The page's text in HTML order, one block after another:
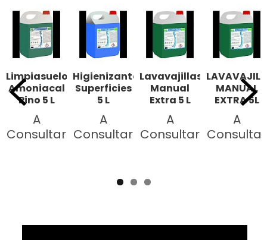
Limpiasuelos
Amoniacal
Pino 5 L
A
Consultar
Higienizante
Superficies
5 L
A
Consultar
Lavavajillas
Manual
Extra 5 L
A
Consultar
MANUAL
EXTRA 5L
A
Consultar